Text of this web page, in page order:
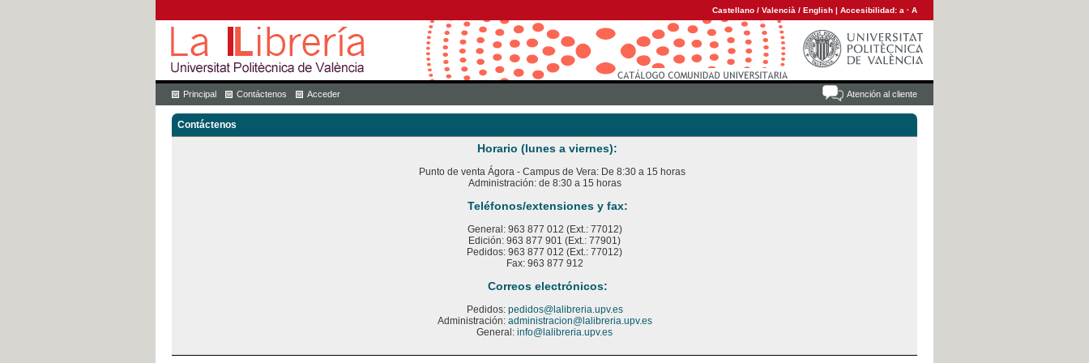
Castellano / Valencià / English | Accesibilidad: a · A
Atención al cliente
Principal Contáctenos Acceder
Contáctenos
Horario (lunes a viernes):
Punto de venta Ágora - Campus de Vera: De 8:30 a 15 horas
Administración: de 8:30 a 15 horas
Teléfonos/extensiones y fax:
General: 963 877 012 (Ext.: 77012)
Edición: 963 877 901 (Ext.: 77901)
Pedidos: 963 877 012 (Ext.: 77012)
Fax: 963 877 912
Correos electrónicos:
Pedidos: pedidos@lalibreria.upv.es
Administración: administracion@lalibreria.upv.es
General: info@lalibreria.upv.es